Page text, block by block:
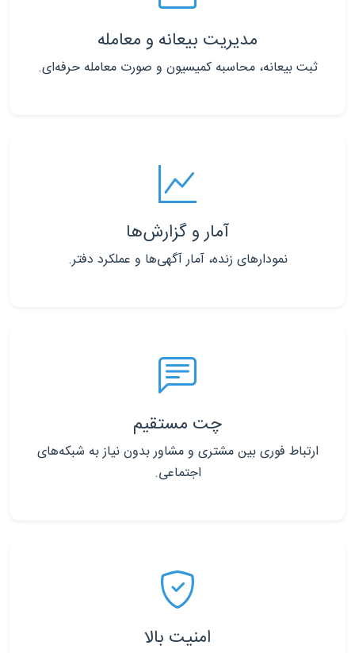
مدیریت بیعانه و معامله
ثبت بیعانه، محاسبه کمیسیون و صورت معامله حرفه‌ای.
آمار و گزارش‌ها
نمودارهای زنده، آمار آگهی‌ها و عملکرد دفتر.
چت مستقیم
ارتباط فوری بین مشتری و مشاور بدون نیاز به شبکه‌های
اجتماعی.
امنیت بالا